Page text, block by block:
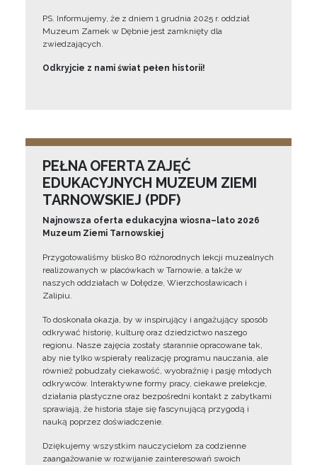
PS. Informujemy, że z dniem 1 grudnia 2025 r. oddział
Muzeum Zamek w Dębnie jest zamknięty dla
zwiedzających.
Odkryjcie z nami świat pełen historii!
PEŁNA OFERTA ZAJĘĆ
EDUKACYJNYCH MUZEUM ZIEMI
TARNOWSKIEJ (PDF)
Najnowsza oferta edukacyjna wiosna–lato 2026
Muzeum Ziemi Tarnowskiej
Przygotowaliśmy blisko 80 różnorodnych lekcji muzealnych
realizowanych w placówkach w Tarnowie, a także w
naszych oddziałach w Dołędze, Wierzchosławicach i
Zalipiu.
To doskonała okazja, by w inspirujący i angażujący sposób
odkrywać historię, kulturę oraz dziedzictwo naszego
regionu. Nasze zajęcia zostały starannie opracowane tak,
aby nie tylko wspierały realizację programu nauczania, ale
również pobudzały ciekawość, wyobraźnię i pasję młodych
odkrywców. Interaktywne formy pracy, ciekawe prelekcje,
działania plastyczne oraz bezpośredni kontakt z zabytkami
sprawiają, że historia staje się fascynującą przygodą i
nauką poprzez doświadczenie.
Dziękujemy wszystkim nauczycielom za codzienne
zaangażowanie w rozwijanie zainteresowań swoich